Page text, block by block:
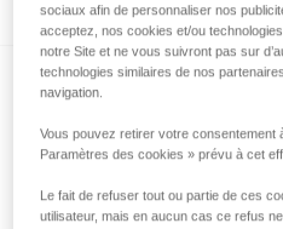
Comment calculer le
sociaux afin de personnaliser nos
acceptez, nos cookies et/ou
notre Site et ne vous suivront pas sur
technologies similaires de nos
navigation.
Vous pouvez retirer votre consentement
Paramètres des cookies » prévu à cet
Le fait de refuser tout ou partie de ces
utilisateur, mais en aucun cas ce refus